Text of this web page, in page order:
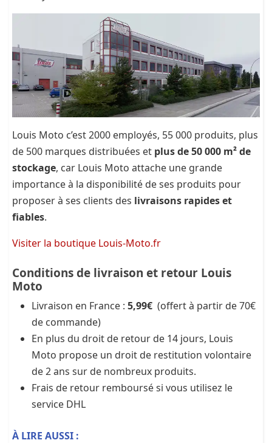
Louis Moto c’est 2000 employés, 55 000 produits, plus
de 500 marques distribuées et plus de 50 000 m² de
stockage, car Louis Moto attache une grande
importance à la disponibilité de ses produits pour
proposer à ses clients des livraisons rapides et
fiables.
Visiter la boutique Louis-Moto.fr
Conditions de livraison et retour Louis
Moto
Livraison en France : 5,99€ (offert à partir de 70€
de commande)
En plus du droit de retour de 14 jours, Louis
Moto propose un droit de restitution volontaire
de 2 ans sur de nombreux produits.
Frais de retour remboursé si vous utilisez le
service DHL
À LIRE AUSSI :